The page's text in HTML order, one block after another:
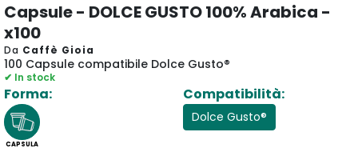
Capsule - DOLCE GUSTO 100% Arabica -
x100
Da Caffè Gioia
100 Capsule compatibile Dolce Gusto®
✔ In stock
Forma:
CAPSULA
Compatibilità:
Dolce Gusto®